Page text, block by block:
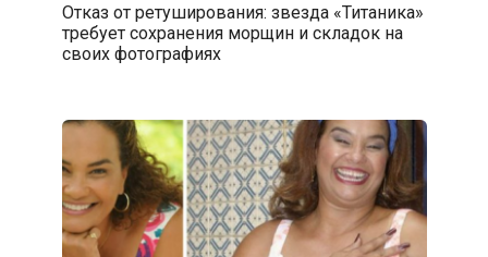
Отказ от ретуширования: звезда «Титаника»
требует сохранения морщин и складок на
своих фотографиях